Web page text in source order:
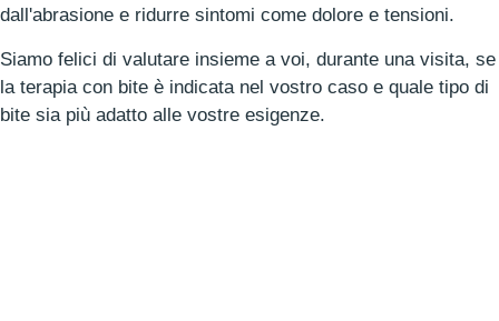
dall'abrasione e ridurre sintomi come dolore e tensioni.
Siamo felici di valutare insieme a voi, durante una visita, se
la terapia con bite è indicata nel vostro caso e quale tipo di
bite sia più adatto alle vostre esigenze.